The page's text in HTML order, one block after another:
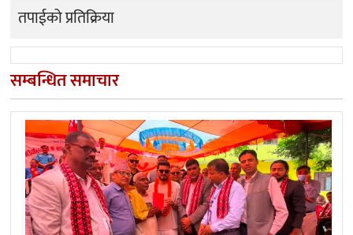
तपाईको प्रतिक्रिया
सम्बन्धित समाचार